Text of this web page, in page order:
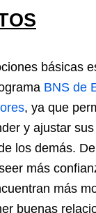
básicas
BNS de
, ya que
y ajustar
los demás.
más
más
buenas